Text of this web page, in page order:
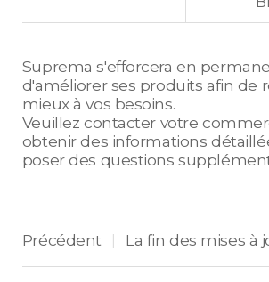
Suprema s'efforcera en
d'améliorer ses produits afin de
mieux à vos besoins.
Veuillez contacter votre
obtenir des informations
poser des questions
Précédent |